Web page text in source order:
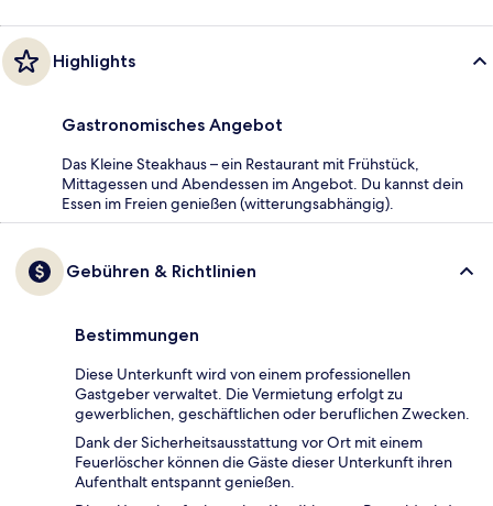
Highlights
Gastronomisches Angebot
Das Kleine Steakhaus – ein Restaurant mit Frühstück,
Mittagessen und Abendessen im Angebot. Du kannst dein
Essen im Freien genießen (witterungsabhängig).
Gebühren & Richtlinien
Bestimmungen
Diese Unterkunft wird von einem professionellen
Gastgeber verwaltet. Die Vermietung erfolgt zu
gewerblichen, geschäftlichen oder beruflichen Zwecken.
Dank der Sicherheitsausstattung vor Ort mit einem
Feuerlöscher können die Gäste dieser Unterkunft ihren
Aufenthalt entspannt genießen.